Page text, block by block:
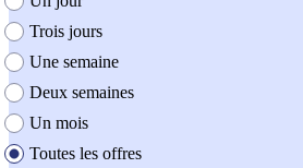
Trois jours
Une semaine
Deux semaines
Un mois
Toutes les offres